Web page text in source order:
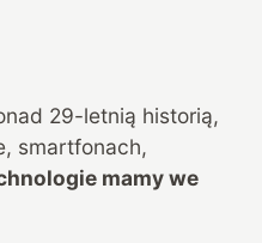
29-letnią historią,
smartfonach,
mamy we